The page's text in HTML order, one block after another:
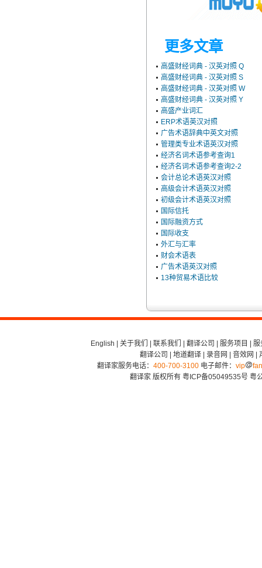
更多文章
高盛财经词典 - 汉英对照 Q
高盛财经词典 - 汉英对照 S
高盛财经词典 - 汉英对照 W
高盛财经词典 - 汉英对照 Y
高盛产业词汇
ERP术语英汉对照
广告术语辞典中英文对照
管理类专业术语英汉对照
经济名词术语参考查询1
经济名词术语参考查询2-2
会计总论术语英汉对照
高级会计术语英汉对照
初级会计术语英汉对照
国际信托
国际融资方式
国际收支
外汇与汇率
财会术语表
广告术语英汉对照
13种贸易术语比较
English 关于我们 联系我们 翻译公司 服务项目
服
翻译公司
地道翻译| 录音网 音效网
翻译家服务电话： 400-700-3100电子邮件： vip
翻译家 版权所有 粤ICP备05049535号 粤